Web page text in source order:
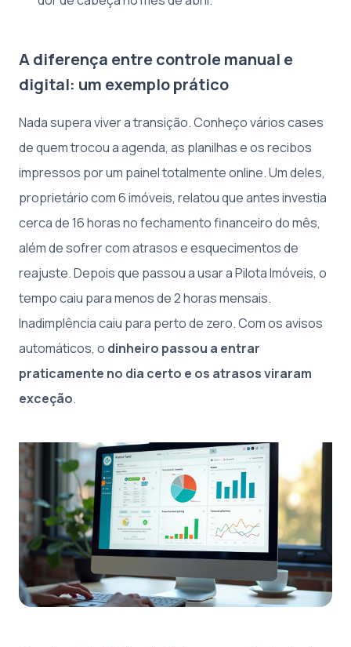
A diferença entre controle manual e
digital: um exemplo prático
Nada supera viver a transição. Conheço vários cases
de quem trocou a agenda, as planilhas e os recibos
impressos por um painel totalmente online. Um deles,
proprietário com 6 imóveis, relatou que antes investia
cerca de 16 horas no fechamento financeiro do mês,
além de sofrer com atrasos e esquecimentos de
reajuste. Depois que passou a usar a Pilota Imóveis, o
tempo caiu para menos de 2 horas mensais.
Inadimplência caiu para perto de zero. Com os avisos
automáticos, o dinheiro passou a entrar
praticamente no dia certo e os atrasos viraram
exceção.